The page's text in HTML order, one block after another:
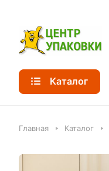
Каталог
Главная Каталог